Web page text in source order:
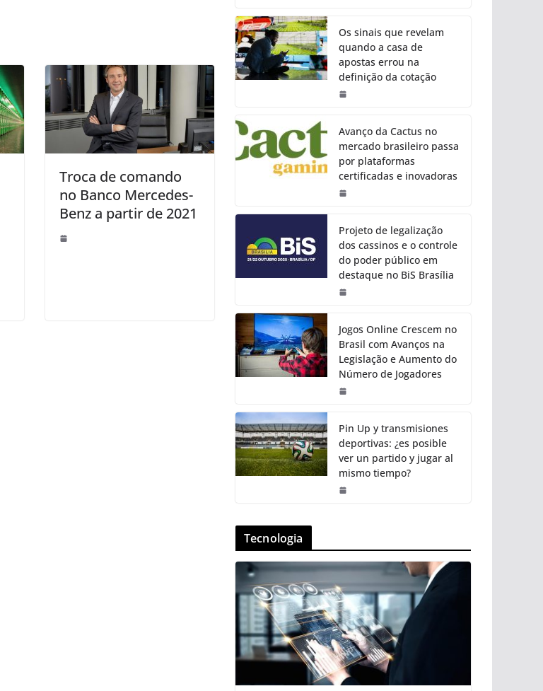
Troca de comando
no Banco Mercedes-
Benz a partir de 2021
Os sinais que revelam
quando a casa de
apostas errou na
definição da cotação
Avanço da Cactus no
mercado brasileiro passa
por plataformas
certificadas e inovadoras
Projeto de legalização
dos cassinos e o controle
do poder público em
destaque no BiS Brasília
Jogos Online Crescem no
Brasil com Avanços na
Legislação e Aumento do
Número de Jogadores
Pin Up y transmisiones
deportivas: ¿es posible
ver un partido y jugar al
mismo tiempo?
Tecnologia